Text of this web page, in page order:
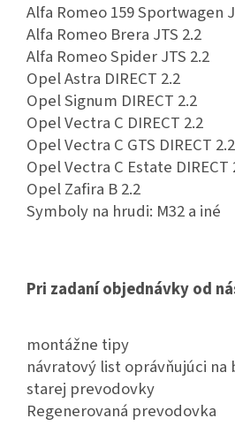
Alfa Romeo 159 Sportwagen
Alfa Romeo Brera JTS 2.2
Alfa Romeo Spider JTS 2.2
Opel Astra DIRECT 2.2
Opel Signum DIRECT 2.2
Opel Vectra C DIRECT 2.2
Opel Vectra C GTS DIRECT 2.2
Opel Vectra C Estate DIRECT
Opel Zafira B 2.2
Symboly na hrudi: M32 a iné
Pri zadaní objednávky od
montážne tipy
návratový list oprávňujúci
starej prevodovky
Regenerovaná prevodovka